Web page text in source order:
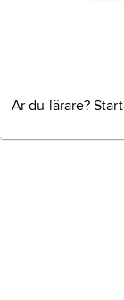
Är du lärare?